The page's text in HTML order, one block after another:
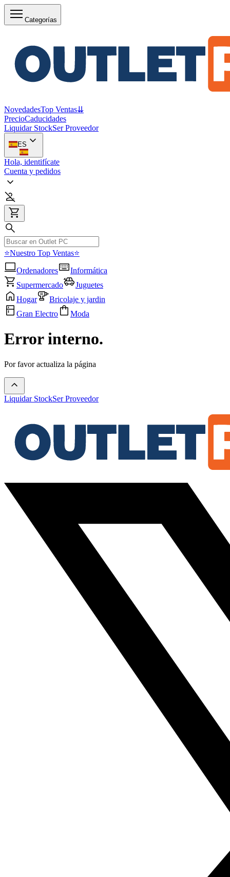
Categorías
NovedadesTop Ventas⇊
PrecioCaducidades
Liquidar StockSer Proveedor
ES
Hola, identifícate
Cuenta y pedidos
⭐Nuestro Top Ventas⭐
Ordenadores
Informática
Supermercado
Juguetes
Hogar
Bricolaje y jardin
Gran Electro
Moda
Error interno.
Por favor actualiza la página
Liquidar StockSer Proveedor